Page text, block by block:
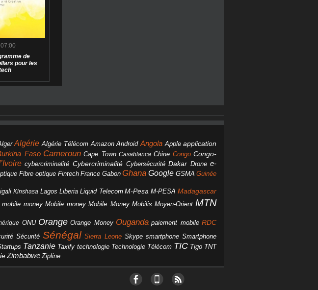
de
pour les
Algérie Algérie Télécom Amazon Android Angola Apple application
Faso Cameroun Cape Town Casablanca Chine Congo Congo-
cybercriminalité Cybercriminalité Cybersécurité Dakar Drone e-
Fibre optique Fintech France Gabon Ghana Google GSMA Guinée
Kinshasa Lagos Liberia Liquid Telecom M-Pesa M-PESA Madagascar
mobile money Mobile money Mobile Money Mobilis Moyen-Orient MTN
ONU Orange Orange Money Ouganda paiement mobile RDC
Sécurité Sénégal Sierra Leone Skype smartphone Smartphone
Tanzanie Taxify technologie Technologie Télécom TIC Tigo TNT
Zimbabwe Zipline